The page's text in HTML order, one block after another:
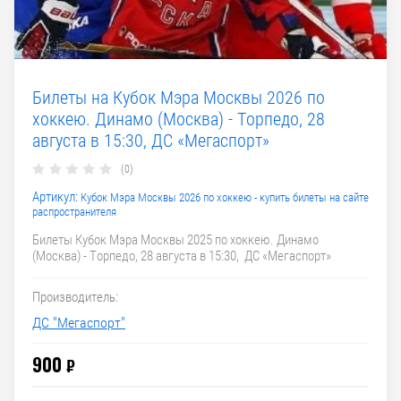
Билеты на Кубок Мэра Москвы 2026 по
хоккею. Динамо (Москва) - Торпедо, 28
августа в 15:30, ДС «Мегаспорт»
(0)
Артикул: Кубок Мэра Москвы 2026 по хоккею - купить билеты на сайте
распространителя
Билеты Кубок Мэра Москвы 2025 по хоккею. Динамо
(Москва) - Торпедо, 28 августа в 15:30, ДС «Мегаспорт»
Производитель:
ДС "Мегаспорт"
900 ₽